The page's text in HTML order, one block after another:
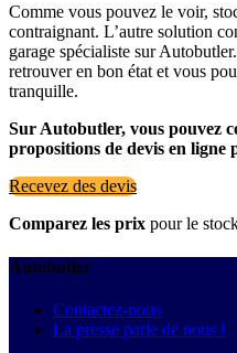
Comme vous pouvez le voir,
contraignant. L’autre solution
garage spécialiste sur
retrouver en bon état et vous
tranquille.
Sur Autobutler, vous pouvez
propositions de devis en ligne
Recevez des devis
Comparez les prix pour le
Autobutler
Contactez-nous
La presse parle de nous !